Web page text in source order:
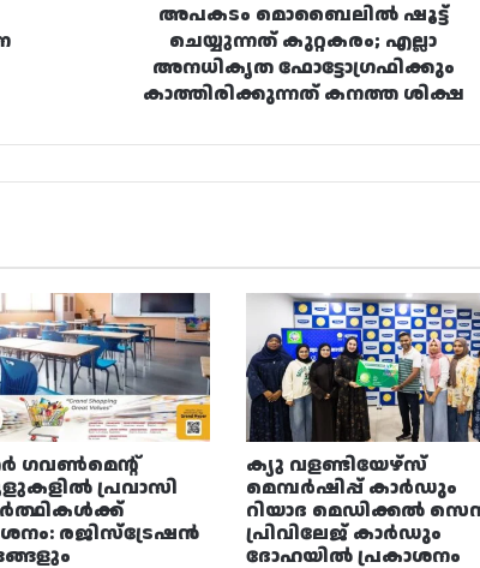
അപകടം മൊബൈലിൽ ഷൂട്ട്
ചെയ്യുന്നത് കുറ്റകരം; എല്ലാ
അനധികൃത ഫോട്ടോഗ്രഫിക്കും
കാത്തിരിക്കുന്നത് കനത്ത ശിക്ഷ
ഗവൺമെന്റ്
പ്രവാസി
രജിസ്ട്രേഷൻ
ക്യു വളണ്ടിയേഴ്‌സ്
മെമ്പർഷിപ്പ് കാർഡും
റിയാദ മെഡിക്കൽ
പ്രിവിലേജ് കാർഡും
ദോഹയിൽ പ്രകാശനം